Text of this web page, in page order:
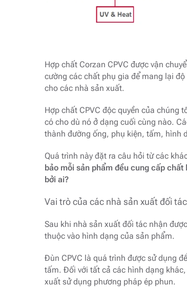
Hợp chất Corzan CPVC được vận
cường các chất phụ gia để mang lại
cho các nhà sản xuất.
Hợp chất CPVC độc quyền của chúng
có cho dù nó ở dạng cuối cùng nào.
thành đường ống, phụ kiện, tấm, hình
Quá trình này đặt ra câu hỏi từ các
bảo mỗi sản phẩm đều cung cấp
bởi ai?
Vai trò của các nhà sản xuất đối tác
Sau khi nhà sản xuất đối tác nhận
thuộc vào hình dạng của sản phẩm.
Đùn CPVC là quá trình được sử dụng
tấm. Đối với tất cả các hình dạng
xuất sử dụng phương pháp ép phun.